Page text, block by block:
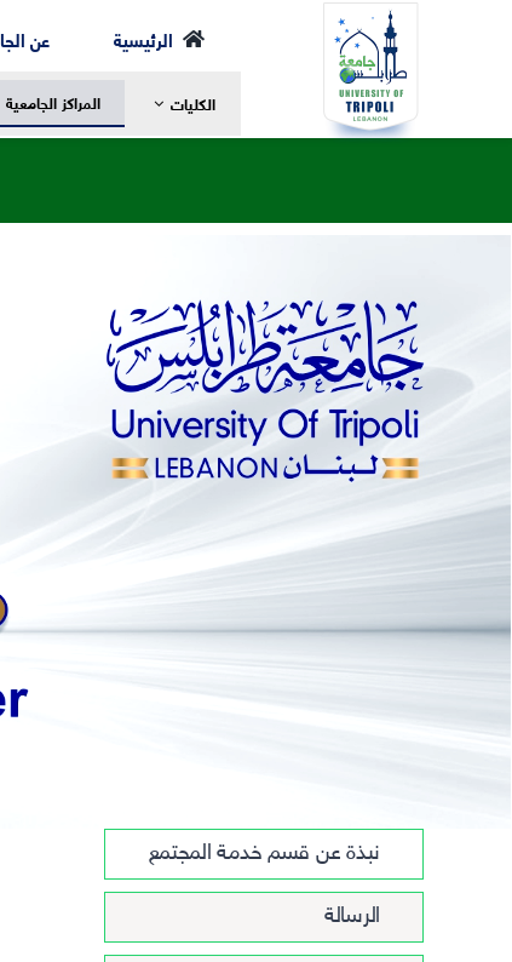
الرئيسية عن
الكليات
رسالة العميد
مرحلة الإجازة
الخطة الدراسية
مرحلة الماجستير
مرحلة الدكتوراه
الهيئة الأكاديمية
الهيكل التنظيمي لكلية الشريعة
التقييمات واستطلاعات الرأي
المراكز الجامعية
نبذة عن قسم خدمة المجتمع
الرسالة